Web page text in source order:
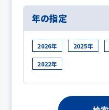
年の指定
2026年 2025年
2022年